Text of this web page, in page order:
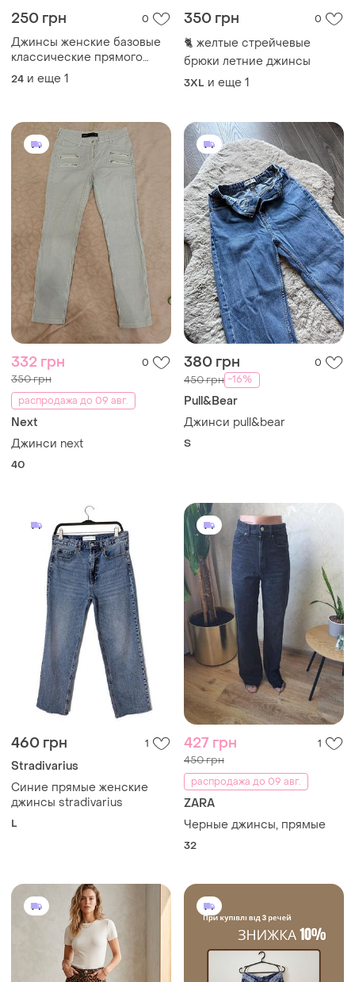
250 грн 0
Джинсы женские базовые
классические прямого
кроя
24 и еще 1
350 грн 0
🐈 желтые стрейчевые
брюки летние джинсы
3XL и еще 1
332 грн 0
350 грн
распродажа до 09 авг.
Next
Джинси next
40
380 грн 0
450 грн -16%
Pull&Bear
Джинси pull&bear
S
460 грн 1
Stradivarius
Синие прямые женские
джинсы stradivarius
L
427 грн 1
450 грн
распродажа до 09 авг.
ZARA
Черные джинсы, прямые
32